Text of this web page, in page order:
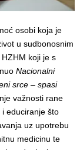
osobi koja je
u sudbonosnim
koji je s
Nacionalni
srce – spasi
važnosti rane
i educiranje što
uz upotrebu
medicinu te